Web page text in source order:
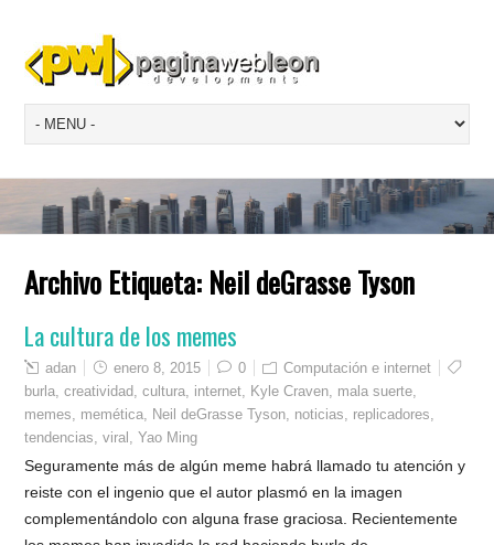
Archivo Etiqueta: Neil deGrasse Tyson
La cultura de los memes
adan enero 8, 2015 0
Computación e internet
burla ,creatividad ,cultura internet Kyle Craven mala suerte
memes
memética Neil deGrasse Tyson noticias replicadores
tendencias ,viral ,Yao Ming
Seguramente más de algún meme habrá llamado tu atención y
reiste con el ingenio que el autor plasmó en la imagen
complementándolo con alguna frase graciosa. Recientemente